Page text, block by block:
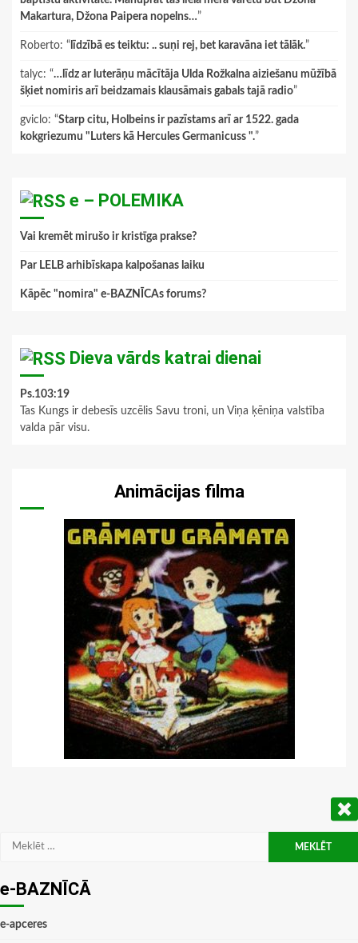
Makartura, Džona Paipera nopelns…”
Roberto: “ līdzībā es teiktu: .. suņi rej, bet karavāna iet tālāk.”
talyc: “…līdz ar luterāņu mācītāja Ulda Rožkalna aiziešanu mūžībā
šķiet nomiris arī beidzamais klausāmais gabals tajā radio”
gviclo: “Starp citu, Holbeins ir pazīstams arī ar 1522. gada
kokgriezumu "Luters kā Hercules Germanicuss ".”
e – POLEMIKA
Vai kremēt mirušo ir kristīga prakse?
Par LELB arhibīskapa kalpošanas laiku
Kāpēc "nomira" e-BAZNĪCAs forums?
Dieva vārds katrai dienai
Ps.103:19
Tas Kungs ir debesīs uzcēlis Savu troni, un Viņa ķēniņa valstība
valda pār visu.
Animācijas filma
Meklēt:
e-BAZNĪCĀ
e-apceres